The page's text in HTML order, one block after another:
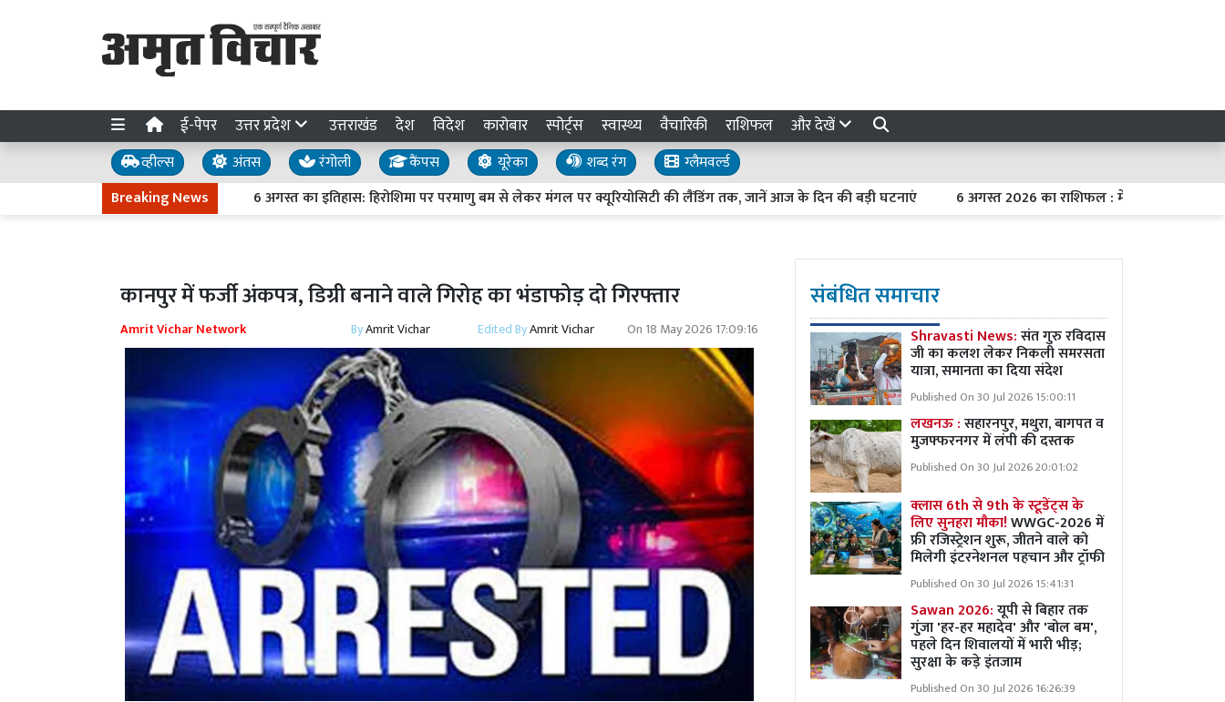
ई-पेपर उत्तर प्रदेश उत्तराखंड देश विदेश कारोबार स्पोर्ट्स स्वास्थ्य वैचारिकी राशिफल और देखें
व्हील्स अंतस रंगोली कैंपस यूरेका शब्द रंग
ग्लैमवर्ल्ड
Breaking News
6 अगस्त का इतिहास: हिरोशिमा पर परमाणु बम से लेकर मंगल पर क्यूरियोसिटी की लैंडिंग तक, जानें आज के दिन की बड़ी घटनाएं 6 अगस्त 2026 का राशिफल : मेष को कार्यक्षेत्र में
कानपुर में फर्जी अंकपत्र, डिग्री बनाने वाले गिरोह का भंडाफोड़ दो गिरफ्तार
Amrit Vichar Network ByAmrit Vichar Edited ByAmrit Vichar On 18 May 2026 17:09:16
संबंधित समाचार
Shravasti News:संत गुरु रविदास
जी का कलश लेकर निकली समरसता
यात्रा, समानता का दिया संदेश
Published On 30 Jul 2026 15:00:11
लखनऊ :सहारनपुर, मथुरा, बागपत व
मुजफ्फरनगर में लंपी की दस्तक
Published On 30 Jul 2026 20:01:02
क्लास 6th से 9th के स्टूडेंट्स के
लिए सुनहरा मौका!WWGC-2026 में
फ्री रजिस्ट्रेशन शुरू, जीतने वाले को
मिलेगी इंटरनेशनल पहचान और ट्रॉफी
Published On 30 Jul 2026 15:41:31
Sawan 2026:यूपी से बिहार तक
गुंजा 'हर-हर महादेव' और 'बोल बम',
पहले दिन शिवालयों में भारी भीड़;
सुरक्षा के कड़े इंतजाम
Published On 30 Jul 2026 16:26:39